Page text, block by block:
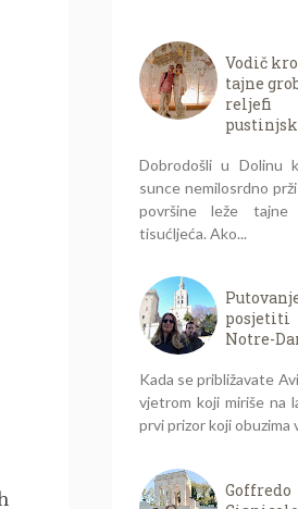
Vodič
tajne
reljefi i
Dobrodošli u Dolinu
sunce nemilosrdno
površine leže
tisućljeća. Ako...
Notre-
Kada se približavate
vjetrom koji miriše na
prvi prizor koji obuzima